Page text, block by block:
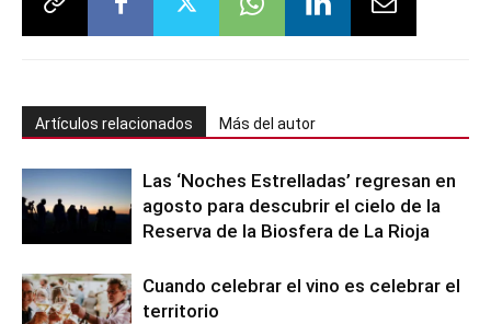
Artículos relacionados Más del autor
Las ‘Noches Estrelladas’ regresan en
agosto para descubrir el cielo de la
Reserva de la Biosfera de La Rioja
Cuando celebrar el vino es celebrar el
territorio